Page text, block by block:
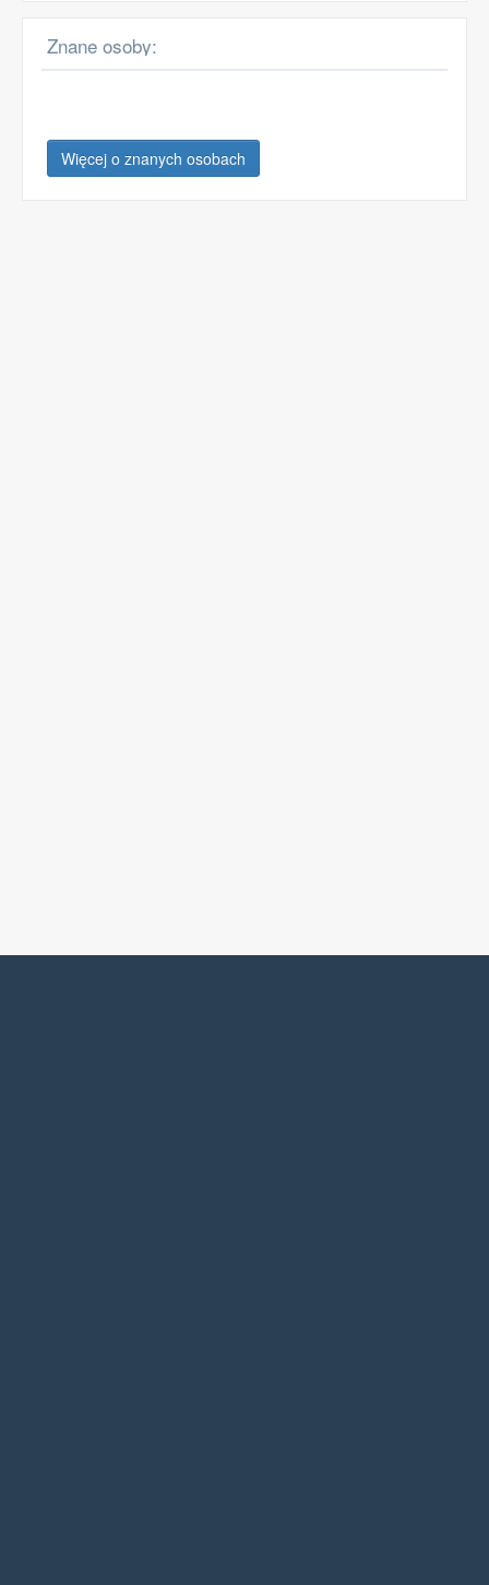
Znane osoby:
Więcej o znanych osobach